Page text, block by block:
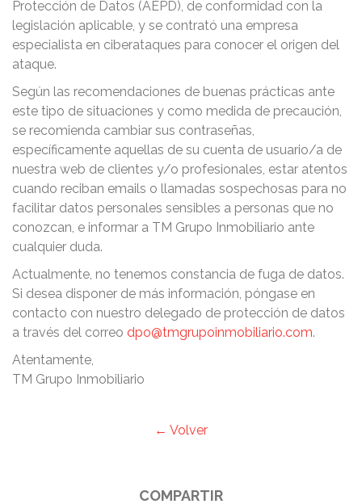
Protección de Datos (AEPD), de conformidad con la
legislación aplicable, y se contrató una empresa
especialista en ciberataques para conocer el origen del
ataque.
Según las recomendaciones de buenas prácticas ante
este tipo de situaciones y como medida de precaución,
se recomienda cambiar sus contraseñas,
específicamente aquellas de su cuenta de usuario/a de
nuestra web de clientes y/o profesionales, estar atentos
cuando reciban emails o llamadas sospechosas para no
facilitar datos personales sensibles a personas que no
conozcan, e informar a TM Grupo Inmobiliario ante
cualquier duda.
Actualmente, no tenemos constancia de fuga de datos.
Si desea disponer de más información, póngase en
contacto con nuestro delegado de protección de datos
a través del correo dpo@tmgrupoinmobiliario.com.
Atentamente,
TM Grupo Inmobiliario
← Volver
COMPARTIR